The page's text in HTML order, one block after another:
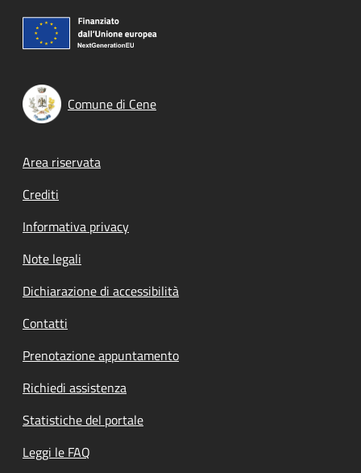
Comune di Cene
Footer menu
Area riservata
Crediti
Informativa privacy
Note legali
Dichiarazione di accessibilità
Contatti
Prenotazione appuntamento
Richiedi assistenza
Statistiche del portale
Leggi le FAQ